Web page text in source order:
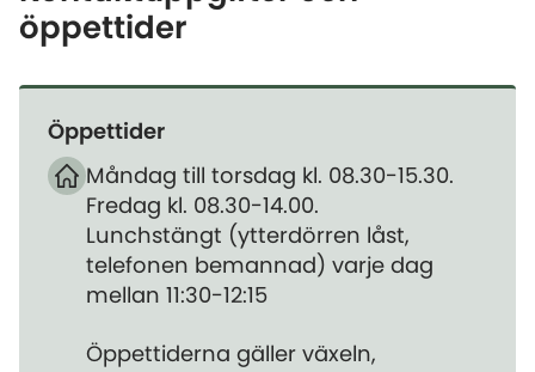
öppettider
Öppettider
Måndag till torsdag kl. 08.30-15.30.
Fredag kl. 08.30-14.00.
Lunchstängt (ytterdörren låst,
telefonen bemannad) varje dag
mellan 11:30-12:15
Öppettiderna gäller växeln,